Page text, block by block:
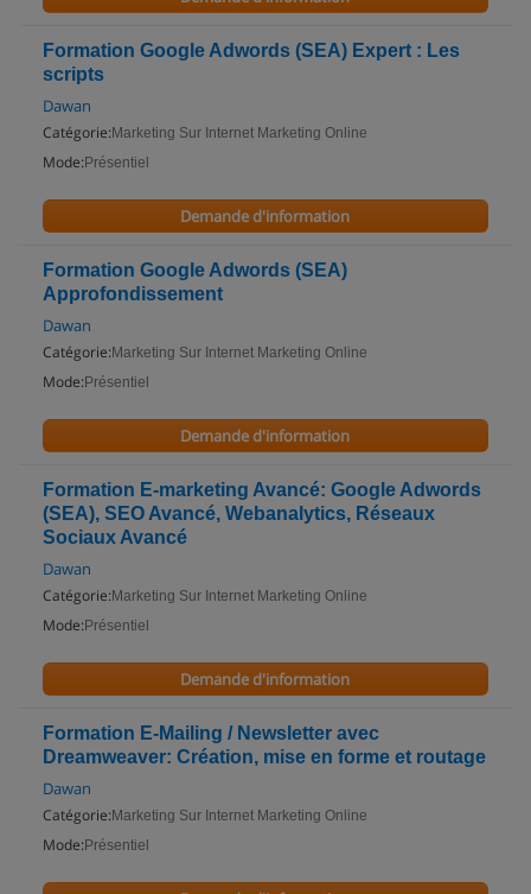
Formation Google Adwords (SEA) Expert : Les
scripts
Dawan
Catégorie: Marketing Sur Internet Marketing Online
Mode: Présentiel
Demande d'information
Formation Google Adwords (SEA)
Approfondissement
Dawan
Catégorie: Marketing Sur Internet Marketing Online
Mode: Présentiel
Demande d'information
Formation E-marketing Avancé: Google Adwords
(SEA), SEO Avancé, Webanalytics, Réseaux
Sociaux Avancé
Dawan
Catégorie: Marketing Sur Internet Marketing Online
Mode: Présentiel
Demande d'information
Formation E-Mailing / Newsletter avec
Dreamweaver: Création, mise en forme et routage
Dawan
Catégorie: Marketing Sur Internet Marketing Online
Mode: Présentiel